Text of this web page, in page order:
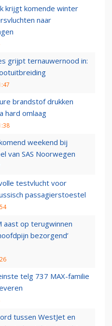
krijgt komende winter
naar
grijpt ternauwernood in:
brandstof drukken
hard omlaag
weekend bij
van SAS Noorwegen
testvlucht voor
passagierstoestel
aast op terugwinnen
bezorgend’
telg 737 MAX-familie
tussen WestJet en